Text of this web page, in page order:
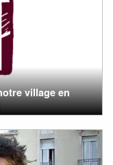
village en